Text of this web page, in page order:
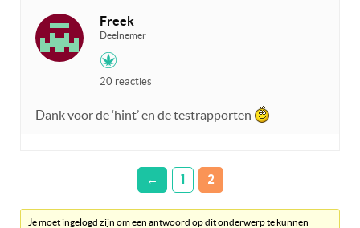
Freek
Deelnemer
20 reacties
Dank voor de ‘hint’ en de testrapporten
← 1 2
Je moet ingelogd zijn om een antwoord op dit onderwerp te kunnen